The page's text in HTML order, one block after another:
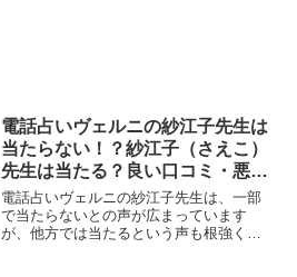
電話占いヴェルニの紗江子先生は
当たらない！？紗江子（さえこ）
先生は当たる？良い口コミ・悪い
口コミ
電話占いヴェルニの紗江子先生は、一部
で当たらないとの声が広まっています
が、他方では当たるという声も根強く存